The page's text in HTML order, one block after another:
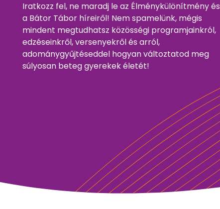
Iratkozz fel, ne maradj le az Élménykülönítmény és
a Bátor Tábor híreiről! Nem spamelünk, mégis
mindent megtudhatsz közösségi programjainkról,
edzéseinkről, versenyekről és arról,
adománygyűjtéseddel hogyan változtatod meg
súlyosan beteg gyerekek életét!